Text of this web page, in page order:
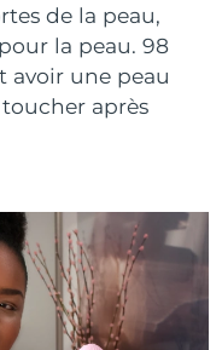
de la peau,
la peau. 98
avoir une peau
après